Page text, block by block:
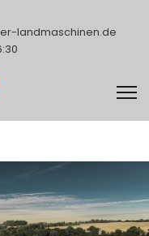
landmaschinen.de